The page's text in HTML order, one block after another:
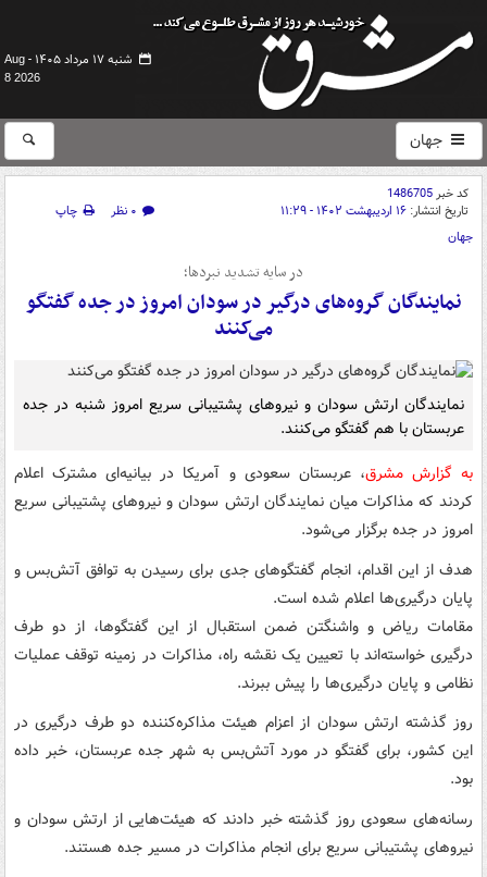
شنبه ۱۷ مرداد ۱۴۰۵ -
Aug
8 2026
جهان
کد خبر1486705
تاریخ انتشار: ۱۶ اردیبهشت ۱۴۰۲ - ۱۱:۲۹ ۰ نظر
چاپ
جهان
در سایه تشدید نبردها؛
نمایندگان گروه‌های درگیر در سودان امروز در جده گفتگو
می‌کنند
نمایندگان ارتش سودان و نیروهای پشتیبانی سریع امروز شنبه در جده
عربستان با هم گفتگو می‌کنند.
به گزارش مشرق
، عربستان سعودی و آمریکا در بیانیه‌‎ای مشترک اعلام
کردند که مذاکرات میان نمایندگان ارتش سودان و نیروهای پشتیبانی سریع
امروز در جده برگزار می‌شود.
هدف از این اقدام، انجام گفتگوهای جدی برای رسیدن به توافق آتش‌بس و
پایان درگیری‌ها اعلام شده است.
مقامات ریاض و واشنگتن ضمن استقبال از این گفتگوها، از دو طرف
درگیری خواسته‌اند با تعیین یک نقشه راه، مذاکرات در زمینه توقف عملیات
نظامی و پایان درگیری‌ها را پیش ببرند.
روز گذشته ارتش سودان از اعزام هیئت مذاکره‌کننده دو طرف درگیری در
این کشور، برای گفتگو در مورد آتش‌بس به شهر جده عربستان، خبر داده
بود.
رسانه‌های سعودی روز گذشته خبر دادند که هیئت‌هایی از ارتش سودان و
نیروهای پشتیبانی سریع برای انجام مذاکرات در مسیر جده هستند.